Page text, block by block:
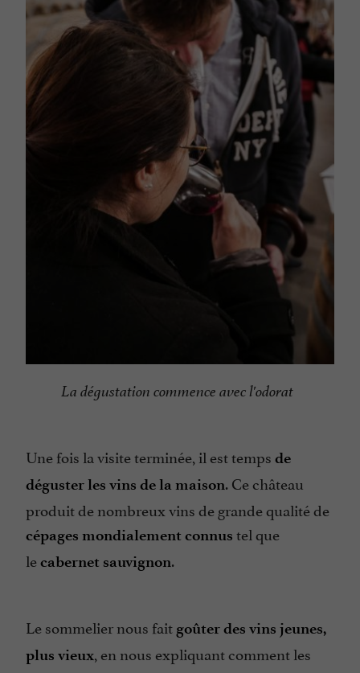
La dégustation commence avec l'odorat
Une fois la visite terminée, il est temps de
déguster les vins de la maison. Ce château
produit de nombreux vins de grande qualité de
cépages mondialement connus tel que
lecabernet sauvignon.
Le sommelier nous fait goûter des vins jeunes,
plus vieux, en nous expliquant comment les